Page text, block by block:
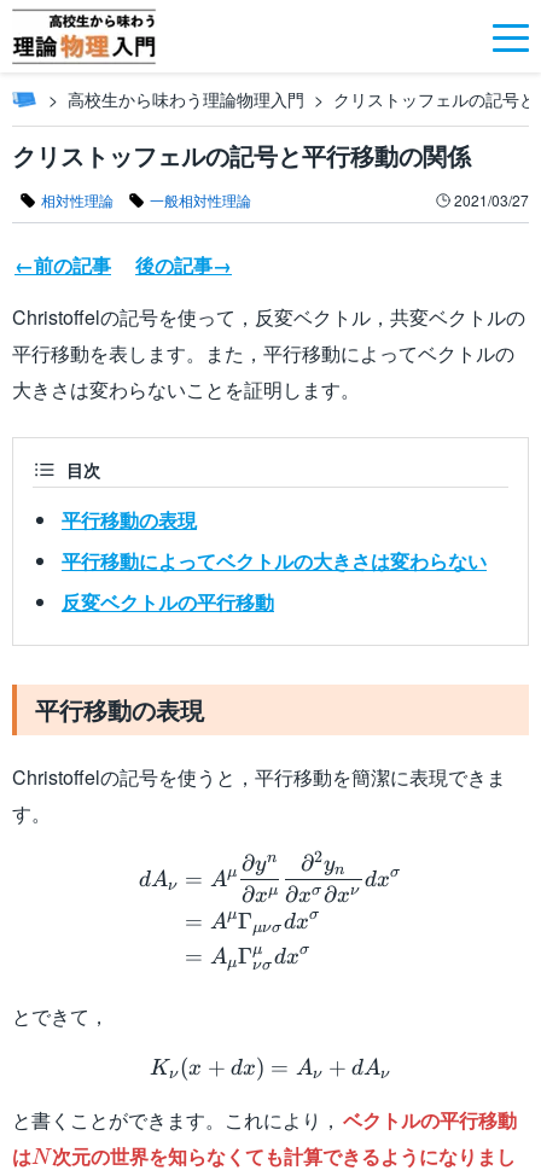
高校生から味わう理論物理入門 クリストッフェルの記号
クリストッフェルの記号と平行移動の関係
相対性理論 一般相対性理論 2021/03/27
←前の記事
後の記事→
Christoffelの記号を使って，反変ベクトル，共変ベクトルの
平行移動を表します。また，平行移動によってベクトルの
大きさは変わらないことを証明します。
目次
平行移動の表現
平行移動によってベクトルの大きさは変わらない
反変ベクトルの平行移動
平行移動の表現
Christoffelの記号を使うと，平行移動を簡潔に表現できま
す。
\begin{aligned}
dAν = Aμ
∂xμ
∂yn
∂xσ∂xν
∂2yn dxσ
= AμΓμνσdxσ
= AμΓνσ
μ dxσ
とできて，
Kν (x + dx) = Aν + dAν
と書くことができます。これにより， ベクトルの平行移動
はN
N次元の世界を知らなくても計算できるようになりまし